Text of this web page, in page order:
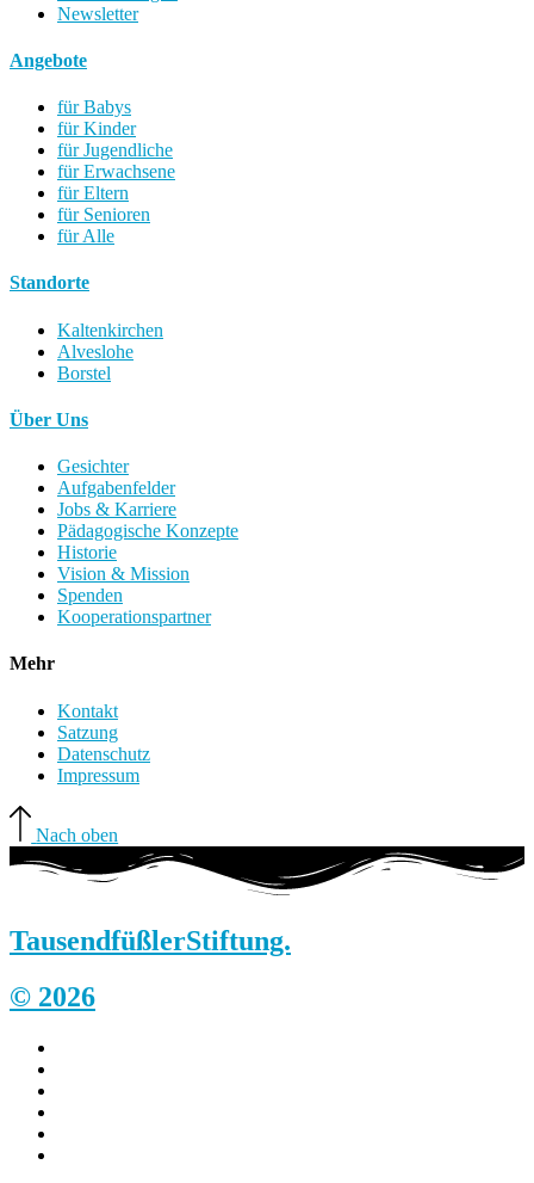
Newsletter
Angebote
für Babys
für Kinder
für Jugendliche
für Erwachsene
für Eltern
für Senioren
für Alle
Standorte
Kaltenkirchen
Alveslohe
Borstel
Über Uns
Gesichter
Aufgabenfelder
Jobs & Karriere
Pädagogische Konzepte
Historie
Vision & Mission
Spenden
Kooperationspartner
Mehr
Kontakt
Satzung
Datenschutz
Impressum
Nach oben
TausendfüßlerStiftung.
© 2026